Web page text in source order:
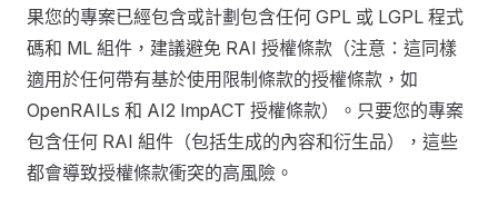
果您的專案已經包含或計劃包含任何 GPL 或 LGPL 程式
碼和 ML 組件，建議避免 RAI 授權條款（注意：這同樣
適用於任何帶有基於使用限制條款的授權條款，如
OpenRAILs 和 AI2 ImpACT 授權條款）。只要您的專案
包含任何 RAI 組件（包括生成的內容和衍生品），這些
都會導致授權條款衝突的高風險。